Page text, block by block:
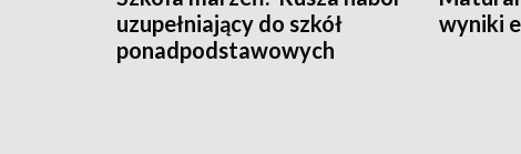
uzupełniający do szkół
ponadpodstawowych
wyniki